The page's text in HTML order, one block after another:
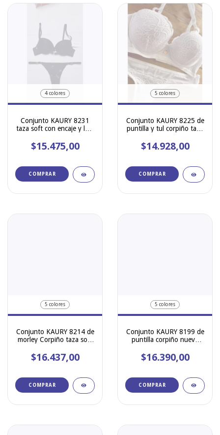
4 colores
Conjunto KAURY 8231
taza soft con encaje y less
$15.475,00
COMPRAR
5 colores
Conjunto KAURY 8225 de
puntilla y tul corpiño taza
$14.928,00
COMPRAR
5 colores
Conjunto KAURY 8214 de
morley Corpiño taza soft
regulable
$16.437,00
COMPRAR
5 colores
Conjunto KAURY 8199 de
puntilla corpiño nueva
less regulable
$16.390,00
COMPRAR